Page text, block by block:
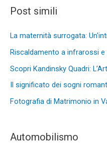
Post simili
La maternità surrogata:
Riscaldamento a infrarossi
Scopri Kandinsky Quadri:
Il significato dei sogni
Fotografia di Matrimonio in
Automobilismo